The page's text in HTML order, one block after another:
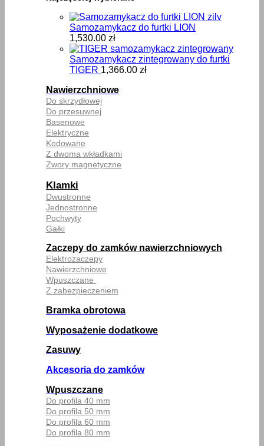
Samozamykacz do furtki LION
1,530.00 zł
Samozamykacz zintegrowany do furtki
TIGER 1,366.00 zł
Nawierzchniowe
Do skrzydłowej
Do przesuwnej
Basenowe
Elektryczne
Kodowane
Z dwoma wkładkami
Zwory magnetyczne
Klamki
Dwustronne
Jednostronne
Pochwyty
Gałki
Zaczepy do zamków nawierzchniowych
Elektrozaczepy
Nawierzchniowe
Wpuszczane
Z zabezpieczeniem
Bramka obrotowa
Wyposażenie dodatkowe
Zasuwy
Akcesoria do zamków
Wpuszczane
Do profila 40 mm
Do profila 50 mm
Do profila 60 mm
Do profila 80 mm